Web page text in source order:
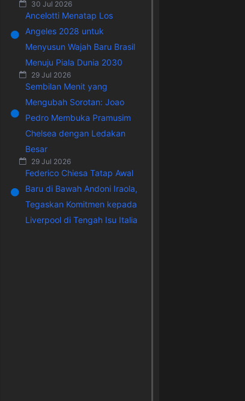
30 Jul 2026
Ancelotti Menatap Los
Angeles 2028 untuk
Menyusun Wajah Baru Brasil
Menuju Piala Dunia 2030
29 Jul 2026
Sembilan Menit yang
Mengubah Sorotan: Joao
Pedro Membuka Pramusim
Chelsea dengan Ledakan
Besar
29 Jul 2026
Federico Chiesa Tatap Awal
Baru di Bawah Andoni Iraola,
Tegaskan Komitmen kepada
Liverpool di Tengah Isu Italia